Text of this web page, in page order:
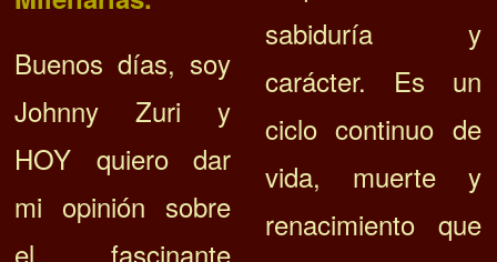
Buenos días, soy
Johnny Zuri y
HOY quiero dar
mi opinión sobre
el fascinante
sabiduría y
carácter. Es un
ciclo continuo de
vida, muerte y
renacimiento que